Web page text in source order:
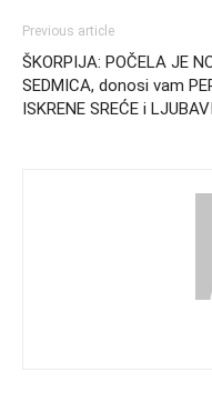
Previous article
ŠKORPIJA: POČELA JE
SEDMICA, donosi vam
ISKRENE SREĆE i